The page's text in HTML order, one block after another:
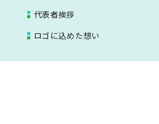
代表者挨拶
ロゴに込めた想い